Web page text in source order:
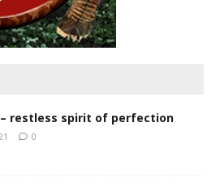
– restless spirit of perfection
0